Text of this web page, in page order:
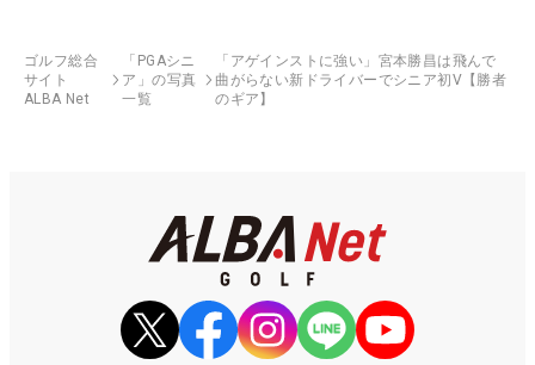
ゴルフ総合
サイト
ALBA Net
「PGAシニ
ア」の写真
一覧
「アゲインストに強い」宮本勝昌は飛んで
曲がらない新ドライバーでシニア初V【勝者
のギア】